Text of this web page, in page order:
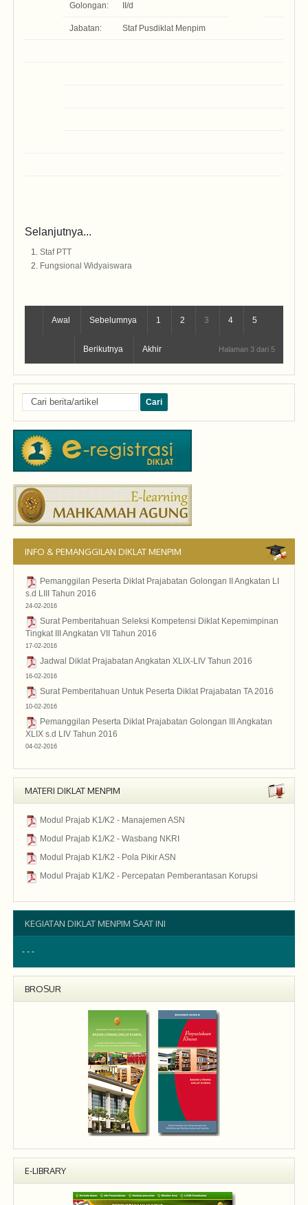
Golongan: II/d
Jabatan: Staf Pusdiklat Menpim
Selanjutnya...
Staf PTT
Fungsional Widyaiswara
Awal Sebelumnya 1 2 3 4 5
Berikutnya Akhir Halaman 3 dari 5
INFO & PEMANGGILAN DIKLAT MENPIM
Pemanggilan Peserta Diklat Prajabatan Golongan II Angkatan LI
s.d LIII Tahun 2016
24-02-2016
Surat Pemberitahuan Seleksi Kompetensi Diklat Kepemimpinan
Tingkat III Angkatan VII Tahun 2016
17-02-2016
Jadwal Diklat Prajabatan Angkatan XLIX-LIV Tahun 2016
16-02-2016
Surat Pemberitahuan Untuk Peserta Diklat Prajabatan TA 2016
10-02-2016
Pemanggilan Peserta Diklat Prajabatan Golongan III Angkatan
XLIX s.d LIV Tahun 2016
04-02-2016
MATERI DIKLAT MENPIM
Modul Prajab K1/K2 - Manajemen ASN
Modul Prajab K1/K2 - Wasbang NKRI
Modul Prajab K1/K2 - Pola Pikir ASN
Modul Prajab K1/K2 - Percepatan Pemberantasan Korupsi
KEGIATAN DIKLAT MENPIM SAAT INI
- - -
BROSUR
E-LIBRARY